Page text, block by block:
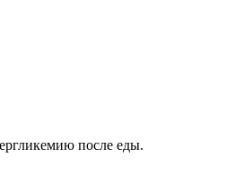
после еды.